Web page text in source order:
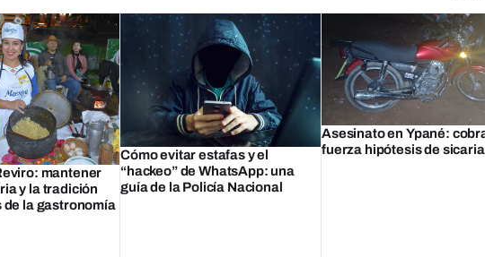
mantener
y la tradición
de la gastronomía
Cómo evitar estafas y el
“hackeo” de WhatsApp: una
guía de la Policía Nacional
Asesinato en Ypané:
fuerza hipótesis de